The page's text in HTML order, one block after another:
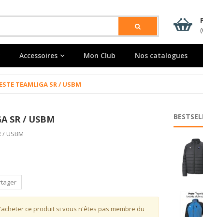
Accessoires Mon Club Nos catalogues
TEAMLIGA SR / USBM
SR / USBM
/ USBM
ce produit si vous n'êtes pas membre du